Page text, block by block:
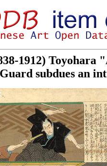
1912)
subdues an